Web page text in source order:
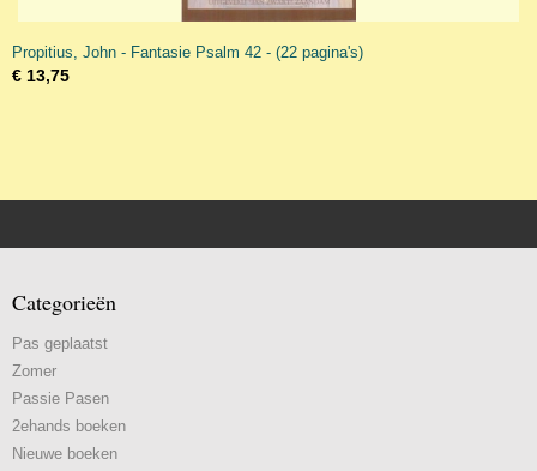
Propitius, John - Fantasie Psalm 42 - (22 pagina's)
€ 13,75
Categorieën
Pas geplaatst
Zomer
Passie Pasen
2ehands boeken
Nieuwe boeken